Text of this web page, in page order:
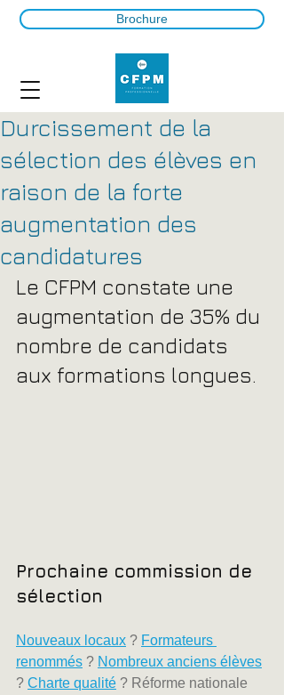
Brochure
Durcissement de la
sélection des élèves en
raison de la forte
augmentation des
candidatures
Le CFPM constate une
augmentation de 35% du
nombre de candidats
aux formations longues.
Prochaine commission de
sélection
Nouveaux locaux ? Formateurs
renommés ? Nombreux anciens élèves
? Charte qualité ? Réforme nationale